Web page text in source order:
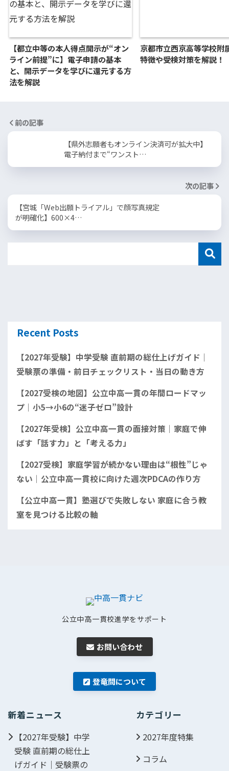
【都立中等の本人得点開示が“オン
ライン前提”に】電子申請の基本
と、開示データを学びに還元する方
法を解説
京都市立西京高等学校附
特徴や受検対策を解説！
前の記事
【県外志願者もオンライン決済可が拡大中】
電子納付まで“ワンスト…
次の記事
【宮城「Web出願トライアル」で顔写真規定
が明確化】600×4…
Recent Posts
【2027年受験】中学受験 直前期の総仕上げガイド｜
受験票の準備・前日チェックリスト・当日の動き方
【2027受検の地図】公立中高一貫の年間ロードマッ
プ｜小5→小6の“迷子ゼロ”設計
【2027年受検】公立中高一貫の面接対策｜家庭で伸
ばす「話す力」と「考える力」
【2027受検】家庭学習が続かない理由は“根性”じゃ
ない｜公立中高一貫校に向けた週次PDCAの作り方
【公立中高一貫】塾選びで失敗しない 家庭に合う教
室を見つける比較の軸
公立中高一貫校進学をサポート
お問い合わせ
登竜問について
新着ニュース
【2027年受験】中学
受験 直前期の総仕上
げガイド｜受験票の
カテゴリー
2027年度特集
コラム